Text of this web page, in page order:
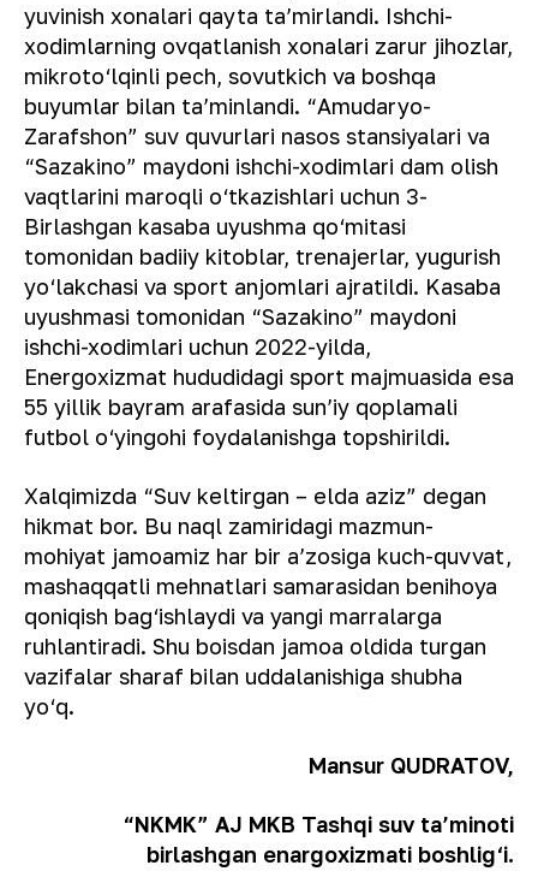
yuvinish xonalari qayta ta’mirlandi. Ishchi-
xodimlarning ovqatlanish xonalari zarur jihozlar,
mikroto‘lqinli pech, sovutkich va boshqa
buyumlar bilan ta’minlandi. “Amudaryo-
Zarafshon” suv quvurlari nasos stansiyalari va
“Sazakino” maydoni ishchi-xodimlari dam olish
vaqtlarini maroqli o‘tkazishlari uchun 3-
Birlashgan kasaba uyushma qo‘mitasi
tomonidan badiiy kitoblar, trenajerlar, yugurish
yo‘lakchasi va sport anjomlari ajratildi. Kasaba
uyushmasi tomonidan “Sazakino” maydoni
ishchi-xodimlari uchun 2022-yilda,
Energoxizmat hududidagi sport majmuasida esa
55 yillik bayram arafasida sun’iy qoplamali
futbol o‘yingohi foydalanishga topshirildi.
Xalqimizda “Suv keltirgan – elda aziz” degan
hikmat bor. Bu naql zamiridagi mazmun-
mohiyat jamoamiz har bir a’zosiga kuch-quvvat,
mashaqqatli mehnatlari samarasidan benihoya
qoniqish bag‘ishlaydi va yangi marralarga
ruhlantiradi. Shu boisdan jamoa oldida turgan
vazifalar sharaf bilan uddalanishiga shubha
yo‘q.
Mansur QUDRATOV,
“NKMK” AJ MKB Tashqi suv ta’minoti
birlashgan enargoxizmati boshlig‘i.